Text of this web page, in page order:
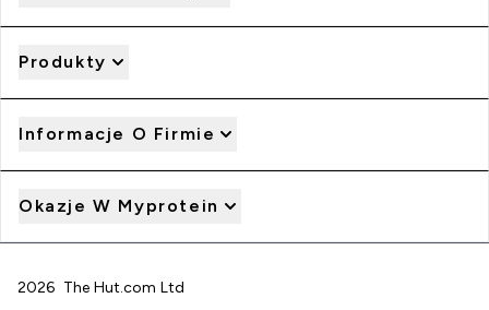
Produkty
Informacje O Firmie
Okazje W Myprotein
2026 The Hut.com Ltd